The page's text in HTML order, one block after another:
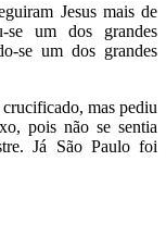
Jesus mais de
se um dos grandes
se um dos grandes
mas pediu
pois não se sentia
Já São Paulo foi